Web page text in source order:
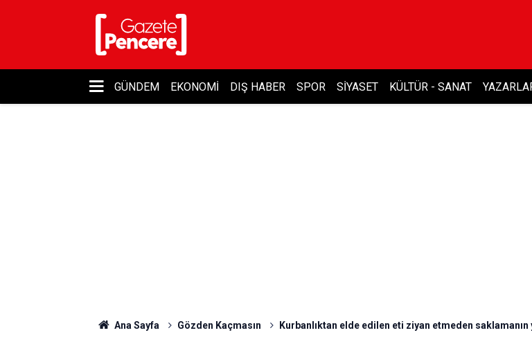
GÜNDEM EKONOMI DIŞ HABER SPOR SIYASET KÜLTÜR - SANAT
Ana Sayfa Gözden Kaçmasın Kurbanlıktan elde edilen eti ziyan etmeden